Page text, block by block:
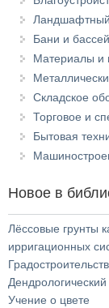
Бани и
Материалы и
Складское
Торговое и
Бытовая
Новое в
Лёссовые грунты
ирригационных
Учение о цвете